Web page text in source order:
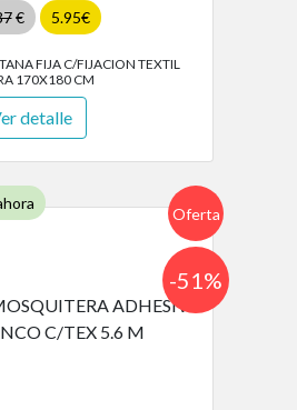
€ 5.95€
FIJA C/FIJACION TEXTIL
170X180 CM
detalle
Oferta
-51%